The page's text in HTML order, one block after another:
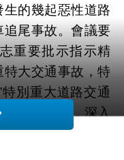
的幾起惡性道路
尾事故。會議要
重要批示指示精
大交通事故，特
特別重大道路交通
工作力度，深入
范和堅決遏制重